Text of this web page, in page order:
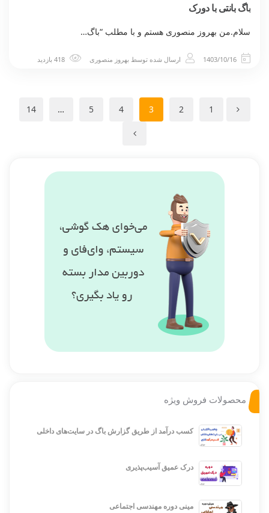
باگ بانتی با دورک
سلام.من بهروز منصوری هستم و با مطلب “باگ…
1403/10/16 ارسال شده توسط بهروز منصوری
1
2
3
4
5
…
14
محصولات فروش ویژه
کسب درآمد از طریق گزارش باگ در سایت‌های داخلی
درک عمیق آسیب‌پذیری
مینی دوره مهندسی اجتماعی